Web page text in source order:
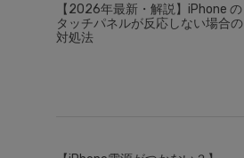
【2026年最新・解説】iPhone の
タッチパネルが反応しない場合の
対処法